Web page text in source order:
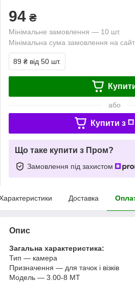
94 ₴
Мінімальне замовлення — 10 шт.
Мінімальна сума замовлення на
89 ₴ від 50 шт.
або
Купити з
Що таке купити з Пром?
Замовлення під захистом
Доставка
Опис
Загальна характеристика:
Тип — камера
Призначення — для тачок і візків
Модель — 3.00-8 МТ